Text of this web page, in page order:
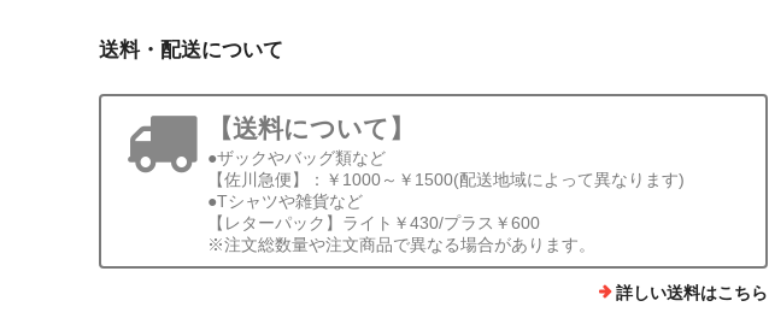
送料・配送について
【送料について】
●ザックやバッグ類など
【佐川急便】：￥1000～￥1500(配送地域によって異なります)
●Tシャツや雑貨など
【レターパック】ライト￥430/プラス￥600
※注文総数量や注文商品で異なる場合があります。
詳しい送料はこちら